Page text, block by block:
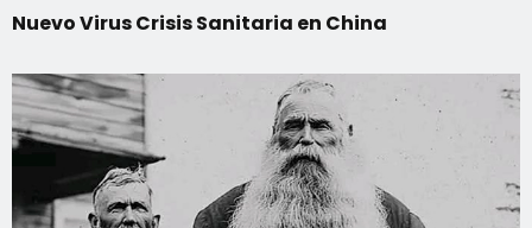
Nuevo Virus Crisis Sanitaria en China